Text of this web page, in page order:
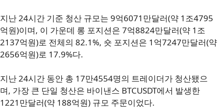
지난 24시간 기준 청산 규모는 9억6071만달러(약 1조4795
억원)이며, 이 가운데 롱 포지션은 7억8824만달러(약 1조
2137억원)로 전체의 82.1%, 숏 포지션은 1억7247만달러(약
2656억원)로 17.9%다.
지난 24시간 동안 총 17만4554명의 트레이더가 청산됐으
며, 가장 큰 단일 청산은 바이낸스 BTCUSDT에서 발생한
1221만달러(약 188억원) 규모 주문이었다.